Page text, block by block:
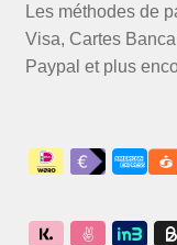
Les méthodes de
Visa, Cartes
Paypal et plus